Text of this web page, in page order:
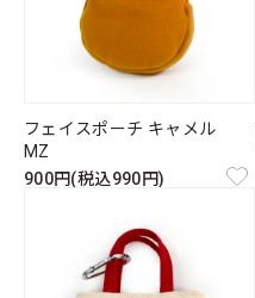
フェイスポーチ キャメル
MZ
900円(税込990円)